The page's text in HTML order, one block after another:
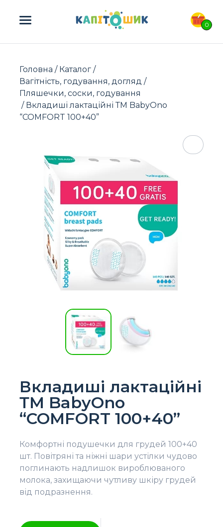
0
ПОШУК ТОВАРІВ:
Головна / Каталог /
Вагітність, годування, догляд /
Пляшечки, соски, годування
/ Вкладиші лактаційні ТМ BabyOno
“COMFORT 100+40”
Вкладиші лактаційні
ТМ BabyOno
“COMFORT 100+40”
Комфортні подушечки для грудей 100+40
шт. Повітряні та ніжні шари устілки чудово
поглинають надлишок вироблюваного
молока, захищаючи чутливу шкіру грудей
від подразнення.